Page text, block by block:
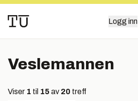
Logg inn
Veslemannen
Viser 1 til 15 av 20 treff